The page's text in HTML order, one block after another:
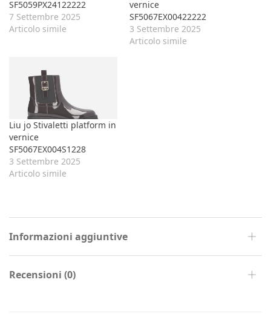
SF5059PX24122222
7 Settembre 2025
Articolo simile
vernice
SF5067EX00422222
3 Settembre 2025
Articolo simile
Liu jo Stivaletti platform in
vernice
SF5067EX004S1228
3 Settembre 2025
Articolo simile
Informazioni aggiuntive
Recensioni (0)